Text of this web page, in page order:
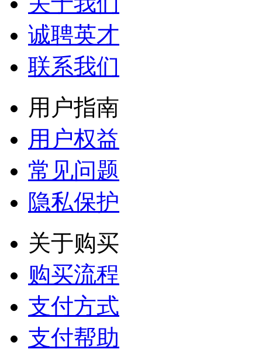
诚聘英才
联系我们
用户指南
用户权益
常见问题
隐私保护
关于购买
购买流程
支付方式
支付帮助